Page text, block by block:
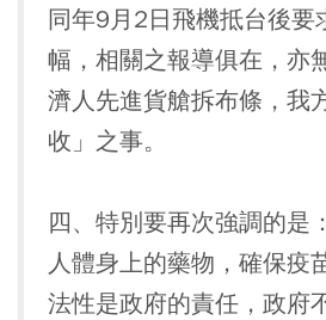
同年9月2日飛機抵台後要
幅，相關之報導俱在，亦
濟人先進貨艙拆布條，我
收」之事。
四、特別要再次強調的是
人體身上的藥物，確保疫
法性是政府的責任，政府